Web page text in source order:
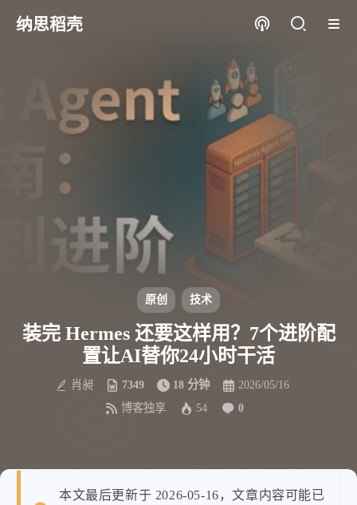
纳思稻壳
原创 技术
装完 Hermes 还要这样用？7个进阶配
置让AI替你24小时干活
肖昶 7349 18 分钟
2026/05/16
博客独享
54 0
本文最后更新于 2026-05-16，文章内容可能已